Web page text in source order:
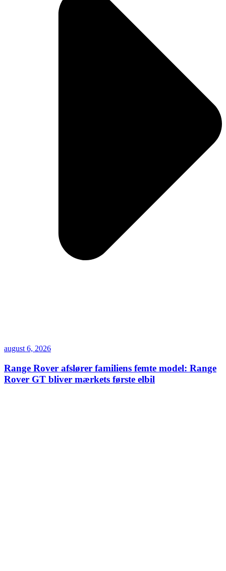
august 6, 2026
Range Rover afslører familiens femte model: Range
Rover GT bliver mærkets første elbil